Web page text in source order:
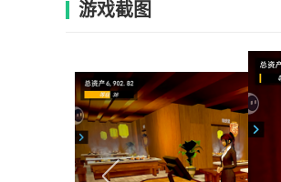
游戏截图